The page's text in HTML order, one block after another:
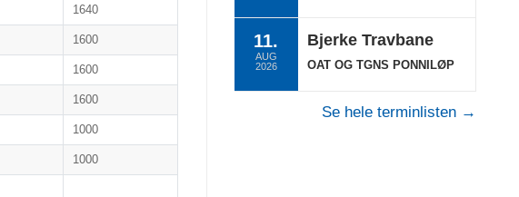
1640
1600
1600
1600
1000
1000
11.
AUG
2026
Bjerke Travbane
OAT OG TGNS PONNILØP
Se hele terminlisten →